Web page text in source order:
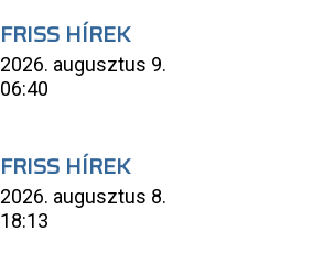
FRISS HÍREK
2026. augusztus 9.
06:40
FRISS HÍREK
2026. augusztus 8.
18:13